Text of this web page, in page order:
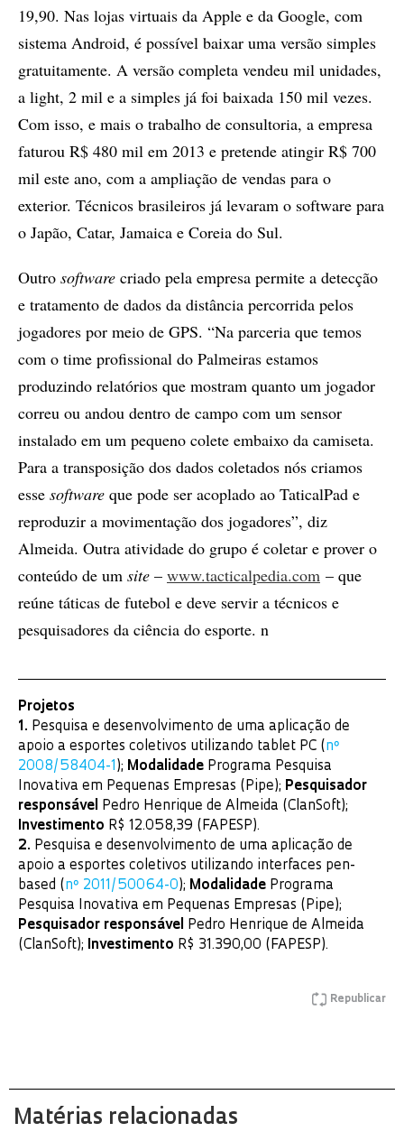
19,90. Nas lojas virtuais da Apple e da Google, com
sistema Android, é possível baixar uma versão simples
gratuitamente. A versão completa vendeu mil unidades,
a light, 2 mil e a simples já foi baixada 150 mil vezes.
Com isso, e mais o trabalho de consultoria, a empresa
faturou R$ 480 mil em 2013 e pretende atingir R$ 700
mil este ano, com a ampliação de vendas para o
exterior. Técnicos brasileiros já levaram o software para
o Japão, Catar, Jamaica e Coreia do Sul.
Outro software criado pela empresa permite a detecção
e tratamento de dados da distância percorrida pelos
jogadores por meio de GPS. “Na parceria que temos
com o time profissional do Palmeiras estamos
produzindo relatórios que mostram quanto um jogador
correu ou andou dentro de campo com um sensor
instalado em um pequeno colete embaixo da camiseta.
Para a transposição dos dados coletados nós criamos
esse software que pode ser acoplado ao TaticalPad e
reproduzir a movimentação dos jogadores”, diz
Almeida. Outra atividade do grupo é coletar e prover o
conteúdo de um site – www.tacticalpedia.com – que
reúne táticas de futebol e deve servir a técnicos e
pesquisadores da ciência do esporte. n
Projetos
1. Pesquisa e desenvolvimento de uma aplicação de
apoio a esportes coletivos utilizando tablet PC ( nº
2008/58404-1 ); Modalidade Programa Pesquisa
Inovativa em Pequenas Empresas (Pipe); Pesquisador
responsável
Pedro Henrique de Almeida (ClanSoft);
Investimento R$ 12.058,39 (FAPESP).
2. Pesquisa e desenvolvimento de uma aplicação de
apoio a esportes coletivos utilizando interfaces pen-
based ( nº 2011/50064-0 ); Modalidade Programa
Pesquisa Inovativa em Pequenas Empresas (Pipe);
Pesquisador responsável
Pedro Henrique de Almeida
(ClanSoft);
Investimento R$ 31.390,00 (FAPESP).
Republicar